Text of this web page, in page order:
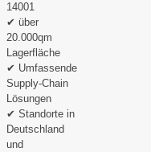
14001
✔ über
20.000qm
Lagerfläche
✔ Umfassende
Supply-Chain
Lösungen
✔ Standorte in
Deutschland
und